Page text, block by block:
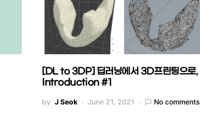
[DL to 3DP] 딥러닝에서 3D프린팅으로,
Introduction #1
by J Seok June 21, 2021 No comments